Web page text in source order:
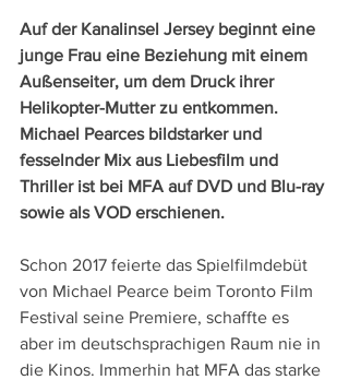
Auf der Kanalinsel Jersey beginnt eine
junge Frau eine Beziehung mit einem
Außenseiter, um dem Druck ihrer
Helikopter-Mutter zu entkommen.
Michael Pearces bildstarker und
fesselnder Mix aus Liebesfilm und
Thriller ist bei MFA auf DVD und Blu-ray
sowie als VOD erschienen.
Schon 2017 feierte das Spielfilmdebüt
von Michael Pearce beim Toronto Film
Festival seine Premiere, schaffte es
aber im deutschsprachigen Raum nie in
die Kinos. Immerhin hat MFA das starke